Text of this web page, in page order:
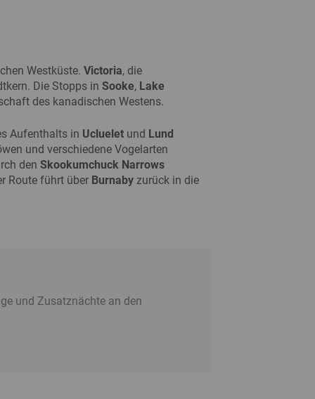
Westküste. Victoria, die
Die Stopps in Sooke, Lake
des kanadischen Westens.
Aufenthalts in Uclueletund Lund
und verschiedene Vogelarten
den Skookumchuck Narrows
Route führt über Burnabyzurück in die
und Zusatznächte an den